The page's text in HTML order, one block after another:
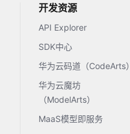
开发资源
API Explorer
SDK中心
华为云码道（CodeArts）
华为云魔坊
（ModelArts）
MaaS模型即服务